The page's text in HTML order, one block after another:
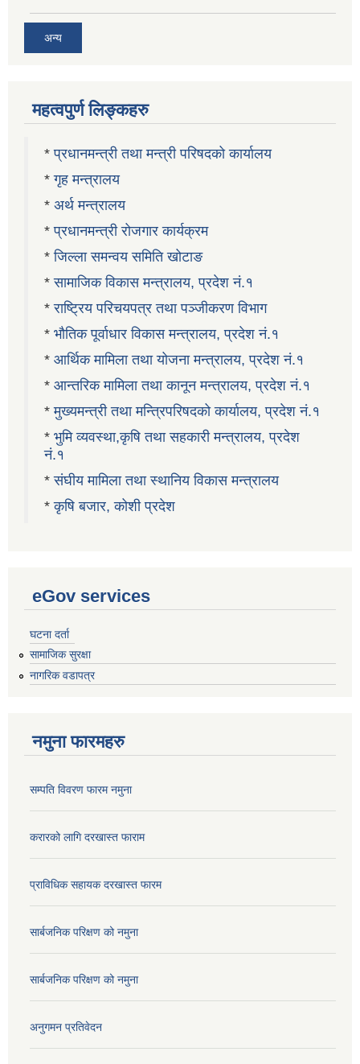
अन्य
महत्वपुर्ण लिङ्कहरु
*प्रधानमन्त्री तथा मन्त्री परिषदको कार्यालय
*गृह मन्त्रालय
* अर्थ मन्त्रालय
*प्रधानमन्त्री रोजगार कार्यक्रम
*जिल्ला समन्वय समिति खोटाङ
*सामाजिक विकास मन्त्रालय, प्रदेश नं.१
*राष्ट्रिय परिचयपत्र तथा पञ्जीकरण विभाग
* भौतिक पूर्वाधार विकास मन्त्रालय, प्रदेश नं.१
* आर्थिक मामिला तथा योजना मन्त्रालय, प्रदेश नं.१
* आन्तरिक मामिला तथा कानून मन्त्रालय, प्रदेश नं.१
*मुख्यमन्त्री तथा मन्त्रिपरिषदको कार्यालय, प्रदेश नं.१
* भुमि व्यवस्था,कृषि तथा सहकारी मन्त्रालय, प्रदेश
नं.१
*संघीय मामिला तथा स्थानिय विकास मन्त्रालय
*कृषि बजार, कोशी प्रदेश
eGov services
घटना दर्ता
सामाजिक सुरक्षा
नागरिक वडापत्र
नमुना फारमहरु
सम्पति विवरण फारम नमुना
करारको लागि दरखास्त फाराम
प्राविधिक सहायक दरखास्त फारम
सार्बजनिक परिक्षण को नमुना
सार्बजनिक परिक्षण को नमुना
अनुगमन प्रतिवेदन